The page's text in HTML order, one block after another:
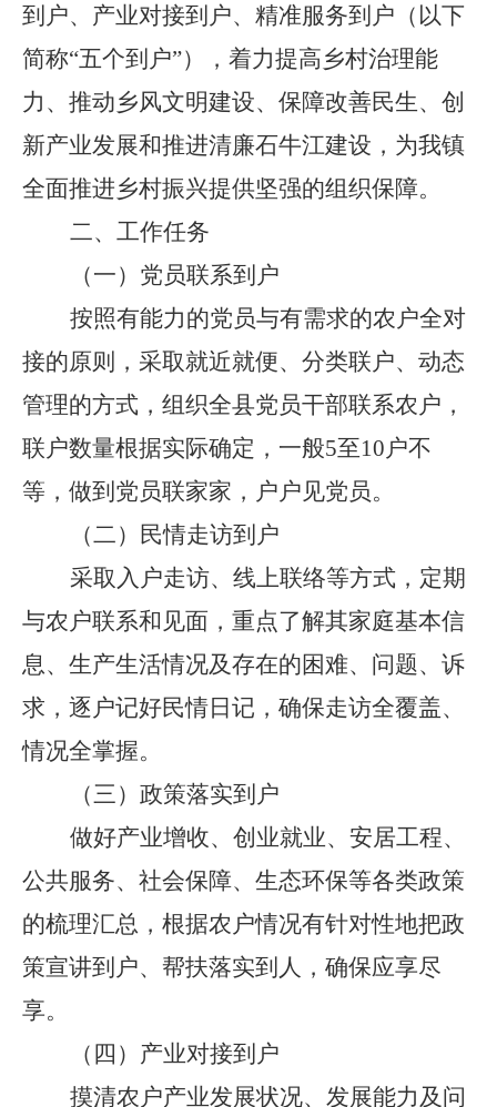
到户、产业对接到户、精准服务到户（以下
简称“五个到户”）， 着力提高乡村治理能
力、推动乡风文明建设、保障改善民生、创
新产业发展和推进清廉石牛江建设，为我镇
全面推进乡村振兴提供坚强的组织保障。
二、工作任务
（一） 党员联系到户
按照有能力的党员与有需求的农户全对
接的原则，采取就近就便、分类联户、动态
管理的方式，组织全县党员干部联系农户，
联户数量根据实际确定，一般5至10 户不
等，做到党员联家家，户户见党员。
（二）
民情走访到户
采取入户走访、线上联络等方式，定期
与农户联系和见面，重点了解其家庭基本信
息、生产生活情况及存在的困难、问题、诉
求，逐户记好民情日记，确保走访全覆盖、
情况全掌握。
（三） 政策落实到户
做好产业增收、创业就业、安居工程、
公共服务、社会保障、生态环保等各类政策
的梳理汇总，根据农户情况有针对性地把政
策宣讲到户、帮扶落实到人，确保应享尽
享。
（四） 产业对接到户
摸清农户产业发展状况、发展能力及问